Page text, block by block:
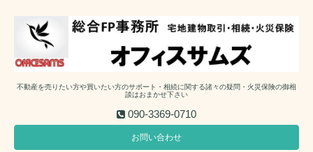
不動産を売りたい方や買いたい方のサポート・相続に関する諸々の疑問・火災保険の御相
談はおまかせ下さい
090-3369-0710
お問い合わせ